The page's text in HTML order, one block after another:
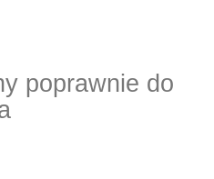
poprawnie do